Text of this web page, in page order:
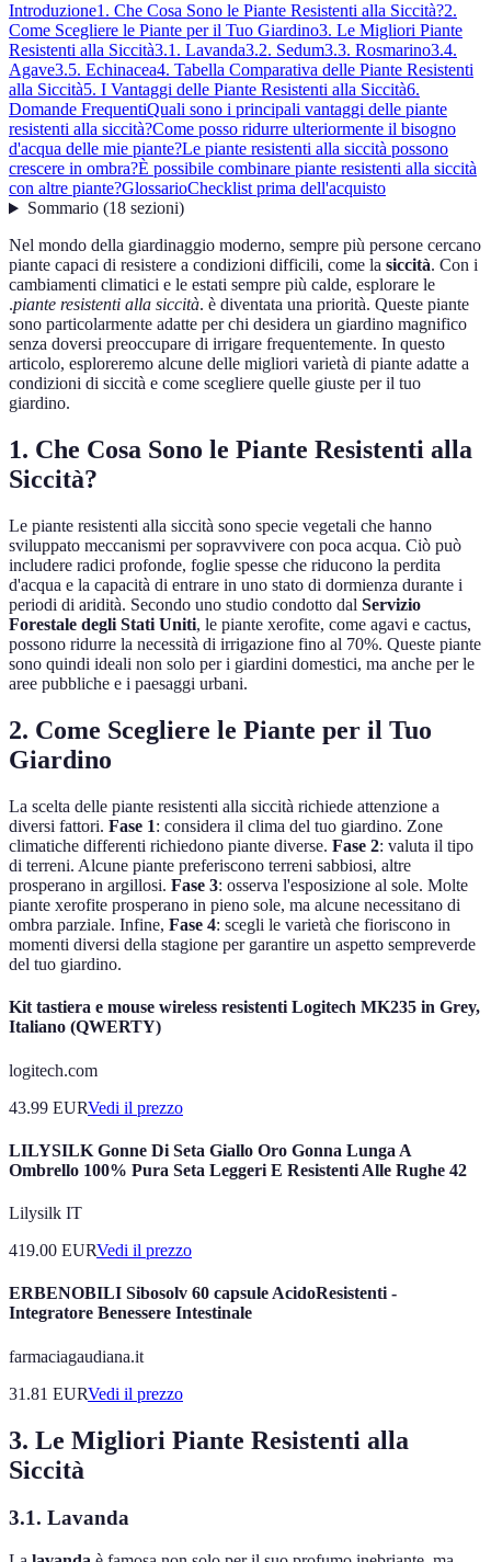
Introduzione1. Che Cosa Sono le Piante Resistenti alla Siccità?2.
Come Scegliere le Piante per il Tuo Giardino3. Le Migliori Piante
Resistenti alla Siccità3.1. Lavanda3.2. Sedum3.3. Rosmarino3.4.
Agave3.5. Echinacea4. Tabella Comparativa delle Piante Resistenti
alla Siccità5. I Vantaggi delle Piante Resistenti alla Siccità6.
Domande FrequentiQuali sono i principali vantaggi delle piante
resistenti alla siccità?Come posso ridurre ulteriormente il bisogno
d'acqua delle mie piante?Le piante resistenti alla siccità possono
crescere in ombra?È possibile combinare piante resistenti alla siccità
con altre piante?GlossarioChecklist prima dell'acquisto
Sommario(18 sezioni)
Nel mondo della giardinaggio moderno, sempre più persone cercano
piante capaci di resistere a condizioni difficili, come la siccità. Con i
cambiamenti climatici e le estati sempre più calde, esplorare le
.piante resistenti alla siccità. è diventata una priorità. Queste piante
sono particolarmente adatte per chi desidera un giardino magnifico
senza doversi preoccupare di irrigare frequentemente. In questo
articolo, esploreremo alcune delle migliori varietà di piante adatte a
condizioni di siccità e come scegliere quelle giuste per il tuo
giardino.
1. Che Cosa Sono le Piante Resistenti alla
Siccità?
Le piante resistenti alla siccità sono specie vegetali che hanno
sviluppato meccanismi per sopravvivere con poca acqua. Ciò può
includere radici profonde, foglie spesse che riducono la perdita
d'acqua e la capacità di entrare in uno stato di dormienza durante i
periodi di aridità. Secondo uno studio condotto dal Servizio
Forestale degli Stati Uniti, le piante xerofite, come agavi e cactus,
possono ridurre la necessità di irrigazione fino al 70%. Queste piante
sono quindi ideali non solo per i giardini domestici, ma anche per le
aree pubbliche e i paesaggi urbani.
2. Come Scegliere le Piante per il Tuo
Giardino
La scelta delle piante resistenti alla siccità richiede attenzione a
diversi fattori. Fase 1: considera il clima del tuo giardino. Zone
climatiche differenti richiedono piante diverse. Fase 2: valuta il tipo
di terreni. Alcune piante preferiscono terreni sabbiosi, altre
prosperano in argillosi. Fase 3: osserva l'esposizione al sole. Molte
piante xerofite prosperano in pieno sole, ma alcune necessitano di
ombra parziale. Infine, Fase 4: scegli le varietà che fioriscono in
momenti diversi della stagione per garantire un aspetto sempreverde
del tuo giardino.
Kit tastiera e mouse wireless resistenti Logitech MK235 in Grey,
Italiano (QWERTY)
logitech.com
43.99 EURVedi il prezzo
LILYSILK Gonne Di Seta Giallo Oro Gonna Lunga A
Ombrello 100% Pura Seta Leggeri E Resistenti Alle Rughe 42
Lilysilk IT
419.00 EURVedi il prezzo
ERBENOBILI Sibosolv 60 capsule AcidoResistenti -
Integratore Benessere Intestinale
farmaciagaudiana.it
31.81 EURVedi il prezzo
3. Le Migliori Piante Resistenti alla
Siccità
3.1. Lavanda